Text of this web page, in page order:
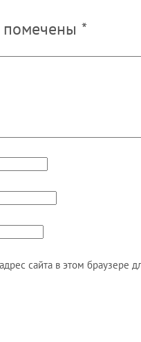
помечены *
сайта в этом браузере